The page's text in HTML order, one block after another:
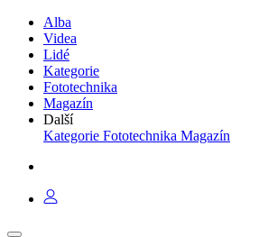
Alba
Videa
Lidé
Kategorie
Fototechnika
Magazín
Další
Kategorie Fototechnika Magazín